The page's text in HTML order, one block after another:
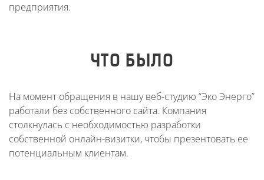
предприятия.
ЧТО БЫЛО
На момент обращения в нашу веб-студию “Эко Энерго”
работали без собственного сайта. Компания
столкнулась с необходимостью разработки
собственной онлайн-визитки, чтобы презентовать ее
потенциальным клиентам.